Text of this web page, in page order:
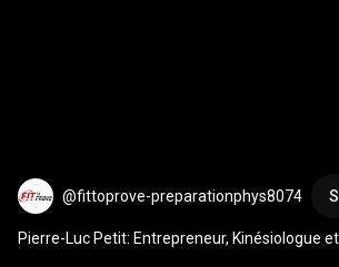
@fittoprove-preparationphys8074
Pierre-Luc Petit: Entrepreneur, Kinésiologue